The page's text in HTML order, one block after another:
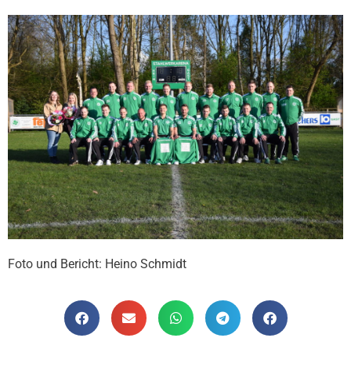
Foto und Bericht: Heino Schmidt